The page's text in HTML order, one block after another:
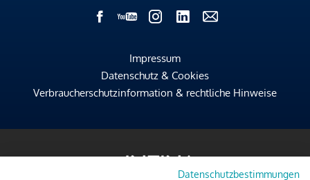
Impressum
Datenschutz & Cookies
Verbraucherschutzinformation & rechtliche Hinweise
Datenschutzbestimmungen